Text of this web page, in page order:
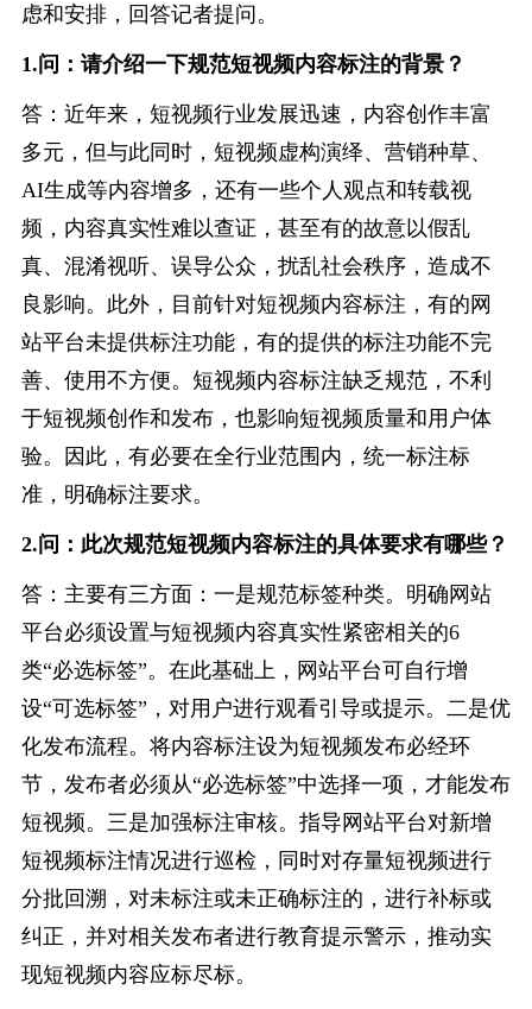
虑和安排，回答记者提问。
1.问：请介绍一下规范短视频内容标注的背景？
答：近年来，短视频行业发展迅速，内容创作丰富
多元，但与此同时，短视频虚构演绎、营销种草、
AI生成等内容增多，还有一些个人观点和转载视
频，内容真实性难以查证，甚至有的故意以假乱
真、混淆视听、误导公众，扰乱社会秩序，造成不
良影响。此外，目前针对短视频内容标注，有的网
站平台未提供标注功能，有的提供的标注功能不完
善、使用不方便。短视频内容标注缺乏规范，不利
于短视频创作和发布，也影响短视频质量和用户体
验。因此，有必要在全行业范围内，统一标注标
准，明确标注要求。
2.问：此次规范短视频内容标注的具体要求有哪些？
答：主要有三方面：一是规范标签种类。明确网站
平台必须设置与短视频内容真实性紧密相关的6
类“必选标签”。在此基础上，网站平台可自行增
设“可选标签”，对用户进行观看引导或提示。二是优
化发布流程。将内容标注设为短视频发布必经环
节，发布者必须从“必选标签”中选择一项，才能发布
短视频。三是加强标注审核。指导网站平台对新增
短视频标注情况进行巡检，同时对存量短视频进行
分批回溯，对未标注或未正确标注的，进行补标或
纠正，并对相关发布者进行教育提示警示，推动实
现短视频内容应标尽标。